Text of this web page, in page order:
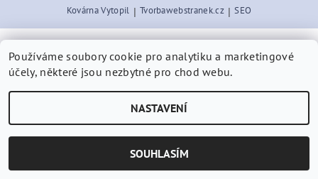
Kovárna Vytopil | Tvorbawebstranek.cz | SEO
2026 © Artalifer.cz, všechna práva vyhrazena
Vytvořil Shoptet
Používáme soubory cookie pro analytiku a marketingové
účely, některé jsou nezbytné pro chod webu.
NASTAVENÍ
SOUHLASÍM